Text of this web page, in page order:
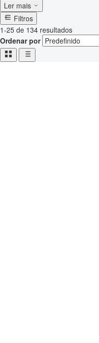
Ler mais
Filtros
1-25 de 134 resultados
Ordenar por